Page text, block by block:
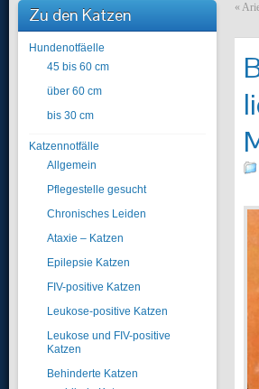
Zu den Katzen
Hundenotfäelle
45 bis 60 cm
über 60 cm
bis 30 cm
Katzennotfälle
Allgemein
Pflegestelle gesucht
Chronisches Leiden
Ataxie – Katzen
Epilepsie Katzen
FIV-positive Katzen
Leukose-positive Katzen
Leukose und FIV-positive
Katzen
Behinderte Katzen
«